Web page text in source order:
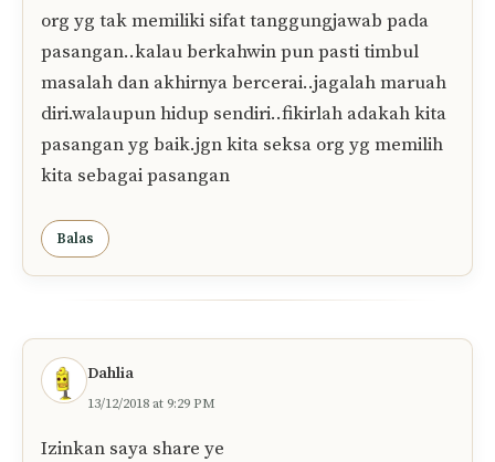
org yg tak memiliki sifat tanggungjawab pada
pasangan..kalau berkahwin pun pasti timbul
masalah dan akhirnya bercerai..jagalah maruah
diri.walaupun hidup sendiri..fikirlah adakah kita
pasangan yg baik.jgn kita seksa org yg memilih
kita sebagai pasangan
Balas
Dahlia
13/12/2018 at 9:29 PM
Izinkan saya share ye